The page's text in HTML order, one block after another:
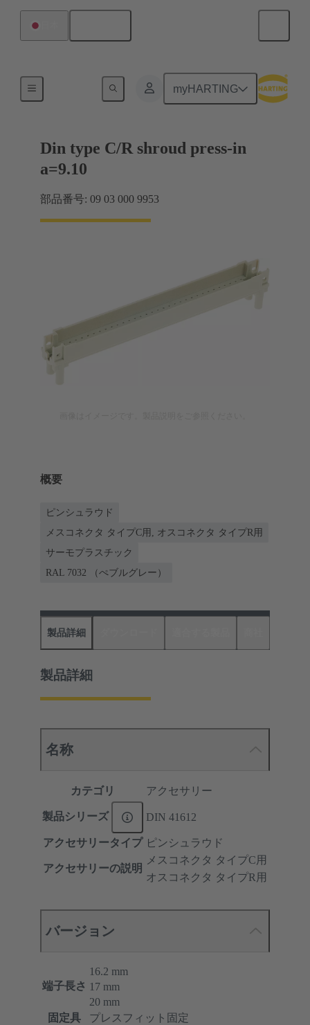
myHARTING
マザーボード ツー ドーターカード接続
Din type C/R shroud press-in
a=9.10
部品番号: 09 03 000 9953
概要
ピンシュラウド
メスコネクタ タイプC用, オスコネクタ タイプR用
サーモプラスチック
RAL 7032 （ぺブルグレー）
製品詳細
製品詳細
名称
カテゴリ アクセサリー
製品シリーズ DIN 41612
アクセサリータイプ ピンシュラウド
アクセサリーの説明
メスコネクタ タイプC用
オスコネクタ タイプR用
バージョン
端子長さ
16.2 mm
17 mm
20 mm
固定具
プレスフィット固定